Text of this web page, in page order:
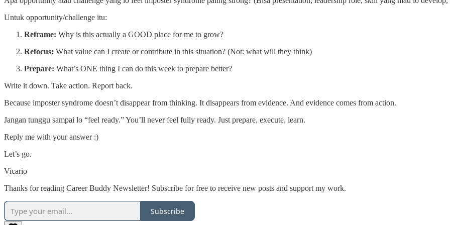
Untuk opportunity/challenge itu:
Reframe: Why is this actually a GOOD place for me to grow?
Refocus: What value can I create or contribute in this situation? (Not: what will they think)
Prepare: What’s ONE thing I can do this week to prepare better?
Write it down. Take action. Report back.
Because imposter syndrome doesn’t disappear from thinking. It disappears from evidence. And evidence comes from action.
Jangan tunggu sampai lo “feel ready.” You’ll never feel fully ready. Just prepare, execute, learn.
Reply me with your answer :)
Let’s go.
Vicario
Thanks for reading Career Buddy Newsletter! Subscribe for free to receive new posts and support my work.
Subscribe